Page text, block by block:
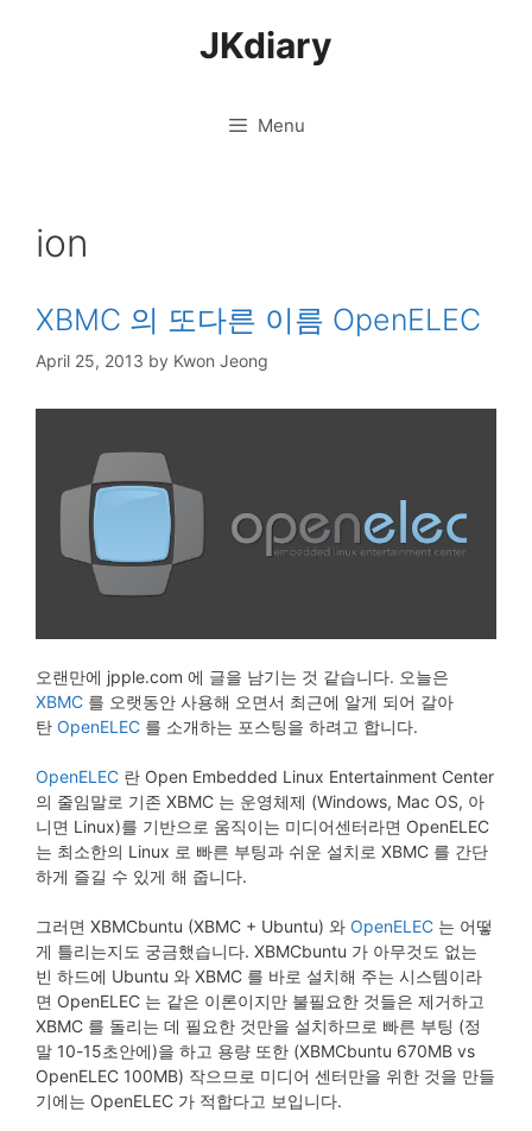
JKdiary
Menu
ion
XBMC 의 또다른 이름 OpenELEC
April 25, 2013 by Kwon Jeong
오랜만에 jpple.com 에 글을 남기는 것 같습니다. 오늘은
XBMC 를 오랫동안 사용해 오면서 최근에 알게 되어 갈아
탄 OpenELEC 를 소개하는 포스팅을 하려고 합니다.
OpenELEC 란 Open Embedded Linux Entertainment Center
의 줄임말로 기존 XBMC 는 운영체제 (Windows, Mac OS, 아
니면 Linux)를 기반으로 움직이는 미디어센터라면 OpenELEC
는 최소한의 Linux 로 빠른 부팅과 쉬운 설치로 XBMC 를 간단
하게 즐길 수 있게 해 줍니다.
그러면 XBMCbuntu (XBMC + Ubuntu) 와 OpenELEC 는 어떻
게 틀리는지도 궁금했습니다. XBMCbuntu 가 아무것도 없는
빈 하드에 Ubuntu 와 XBMC 를 바로 설치해 주는 시스템이라
면 OpenELEC 는 같은 이론이지만 불필요한 것들은 제거하고
XBMC 를 돌리는 데 필요한 것만을 설치하므로 빠른 부팅 (정
말 10-15초안에)을 하고 용량 또한 (XBMCbuntu 670MB vs
OpenELEC 100MB) 작으므로 미디어 센터만을 위한 것을 만들
기에는 OpenELEC 가 적합다고 보입니다.